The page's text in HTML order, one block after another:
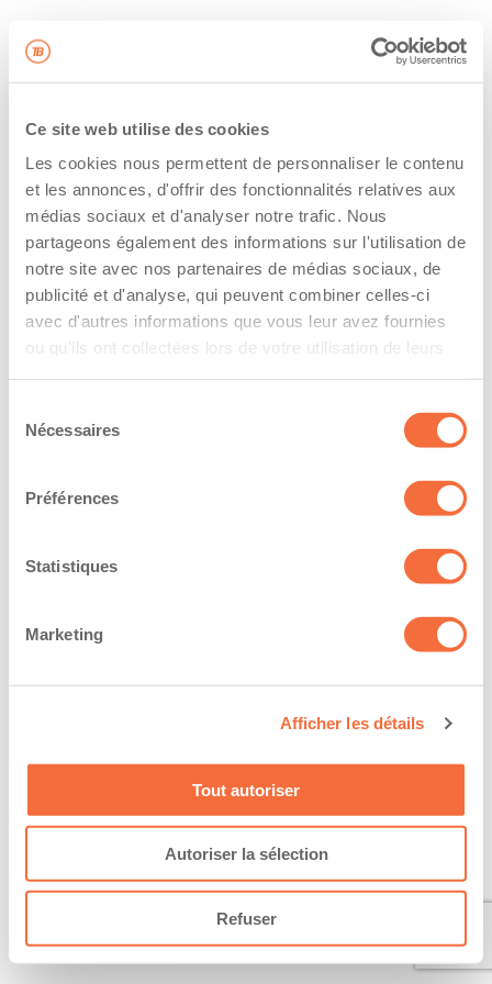
Ce site web utilise des cookies
Les cookies nous permettent de personnaliser le contenu
et les annonces, d'offrir des fonctionnalités relatives aux
médias sociaux et d'analyser notre trafic. Nous
partageons également des informations sur l'utilisation de
notre site avec nos partenaires de médias sociaux, de
publicité et d'analyse, qui peuvent combiner celles-ci
avec d'autres informations que vous leur avez fournies
ou qu'ils ont collectées lors de votre utilisation de leurs
Nécessaires
Préférences
Statistiques
Marketing
Afficher les détails
Tout autoriser
Autoriser la sélection
Refuser